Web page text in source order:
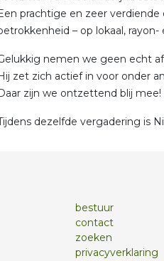
prachtige en zeer
– op lokaal, rayon-
nemen we geen echt
zet zich actief in voor onder
zijn we ontzettend blij mee!
dezelfde vergadering is
bestuur
contact
zoeken
privacyverklaring